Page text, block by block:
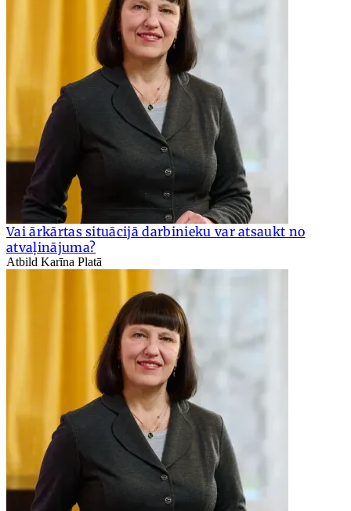
Vai ārkārtas situācijā darbinieku var atsaukt no
atvaļinājuma?
Atbild Karīna Platā